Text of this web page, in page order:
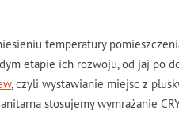
temperatury
etapie ich rozwoju, od jaj po
, czyli wystawianie miejsc z
stosujemy wymrażanie